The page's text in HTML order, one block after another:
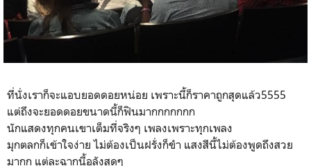
ที่นั่งเราก็จะแอบยอดดอยหน่อย เพราะนี้ก็ราคาถูกสุดแล้ว5555
แต่ถึงจะยอดดอยขนาดนี้ก็ฟินมากกกกกกก
นักแสดงทุกคนเขาเต็มที่จริงๆ เพลงเพราะทุกเพลง
มุกตลกก็เข้าใจง่าย ไม่ต้องเป็นฝรั่งก็ขำ แสงสีนี้ไม่ต้องพูดถึงสวย
มากก แต่ละฉากนี้อลังสุดๆ